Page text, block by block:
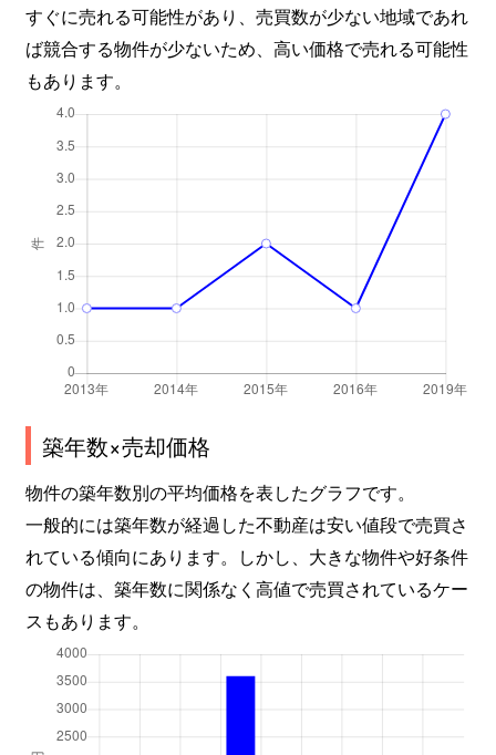
すぐに売れる可能性があり、売買数が少ない地域であれ
ば競合する物件が少ないため、高い価格で売れる可能性
もあります。
築年数×売却価格
物件の築年数別の平均価格を表したグラフです。
一般的には築年数が経過した不動産は安い値段で売買さ
れている傾向にあります。しかし、大きな物件や好条件
の物件は、築年数に関係なく高値で売買されているケー
スもあります。